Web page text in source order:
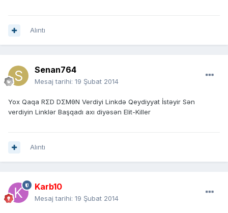
Alıntı
Senan764
Mesaj tarihi: 19 Şubat 2014
Yox Qaqa RΣD DΣMθN Verdiyi Linkdə Qeydiyyat İstəyir Sən
verdiyin Linklər Başqadı axı diyəsən Elit-Killer
Alıntı
Karb10
Mesaj tarihi: 19 Şubat 2014